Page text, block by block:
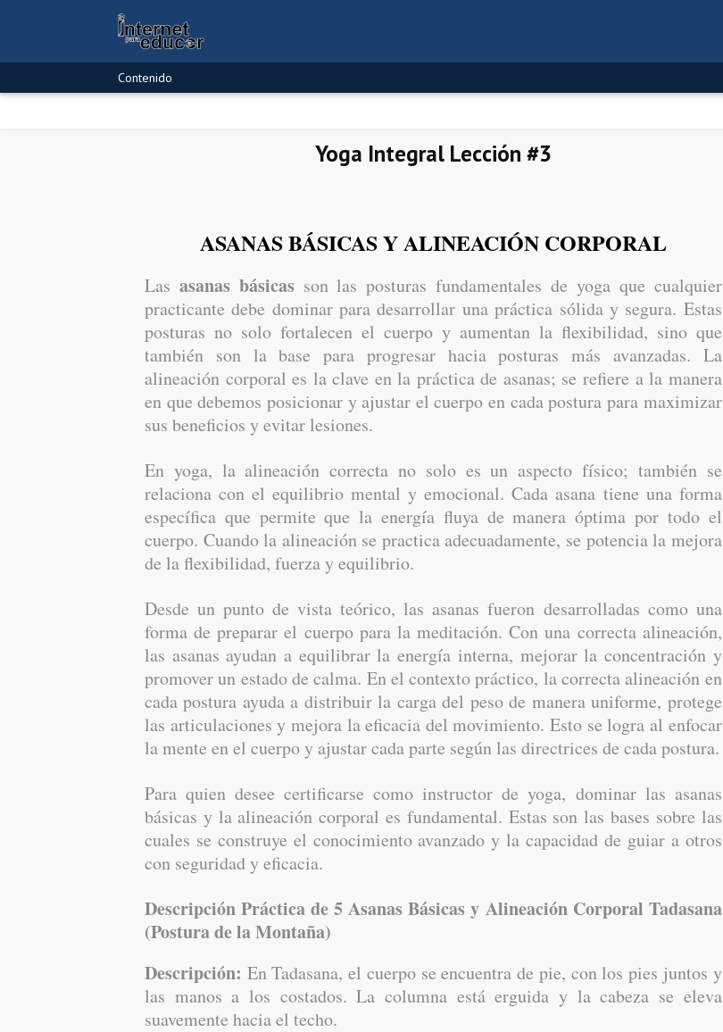
Contenido
Yoga Integral Lección #3
ASANAS BÁSICAS Y ALINEACIÓN CORPORAL
Las asanas básicas son las posturas fundamentales de yoga que cualquier
practicante debe dominar para desarrollar una práctica sólida y segura. Estas
posturas no solo fortalecen el cuerpo y aumentan la flexibilidad, sino que
también son la base para progresar hacia posturas más avanzadas. La
alineación corporal es la clave en la práctica de asanas; se refiere a la manera
en que debemos posicionar y ajustar el cuerpo en cada postura para maximizar
sus beneficios y evitar lesiones.
En yoga, la alineación correcta no solo es un aspecto físico; también se
relaciona con el equilibrio mental y emocional. Cada asana tiene una forma
específica que permite que la energía fluya de manera óptima por todo el
cuerpo. Cuando la alineación se practica adecuadamente, se potencia la mejora
de la flexibilidad, fuerza y equilibrio.
Desde un punto de vista teórico, las asanas fueron desarrolladas como una
forma de preparar el cuerpo para la meditación. Con una correcta alineación,
las asanas ayudan a equilibrar la energía interna, mejorar la concentración y
promover un estado de calma. En el contexto práctico, la correcta alineación en
cada postura ayuda a distribuir la carga del peso de manera uniforme, protege
las articulaciones y mejora la eficacia del movimiento. Esto se logra al enfocar
la mente en el cuerpo y ajustar cada parte según las directrices de cada postura.
Para quien desee certificarse como instructor de yoga, dominar las asanas
básicas y la alineación corporal es fundamental. Estas son las bases sobre las
cuales se construye el conocimiento avanzado y la capacidad de guiar a otros
con seguridad y eficacia.
Descripción Práctica de 5 Asanas Básicas y Alineación Corporal Tadasana
(Postura de la Montaña)
Descripción: En Tadasana, el cuerpo se encuentra de pie, con los pies juntos y
las manos a los costados. La columna está erguida y la cabeza se eleva
suavemente hacia el techo.